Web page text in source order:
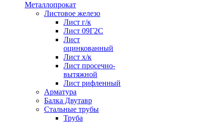
Металлопрокат
Листовое железо
Лист г/к
Лист 09Г2С
Лист
оцинкованный
Лист х/к
Лист просечно-
вытяжной
Лист рифленный
Арматура
Балка Двутавр
Стальные трубы
Труба